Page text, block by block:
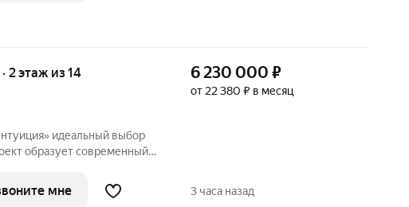
2 этаж из 14
выбор
образует современный
гармонично вписан
6 230 000 ₽
от 22 380 ₽ в месяц
мне 3 часа назад